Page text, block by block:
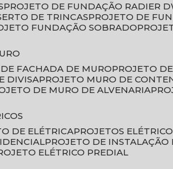
PROJETO DE FUNDAÇÃO RADIER
DE TRINCAS
PROJETO DE
FUNDAÇÃO SOBRADO
DE FACHADA DE MURO
PROJETO
DIVISA
PROJETO MURO DE
DE MURO DE ALVENARIA
DE ELÉTRICA
PROJETOS
PROJETO DE
ELÉTRICO PREDIAL